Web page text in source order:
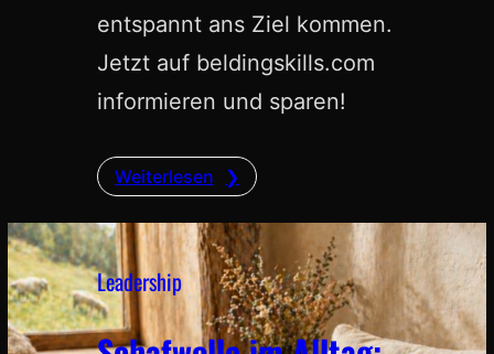
entspannt ans Ziel kommen.
Jetzt auf beldingskills.com
informieren und sparen!
Weiterlesen
Leadership